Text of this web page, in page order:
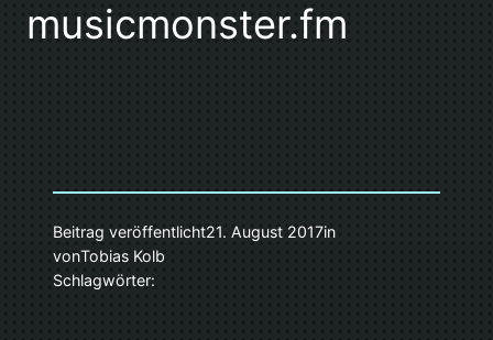
musicmonster.fm
Beitrag veröffentlicht21. August 2017in
vonTobias Kolb
Schlagwörter: